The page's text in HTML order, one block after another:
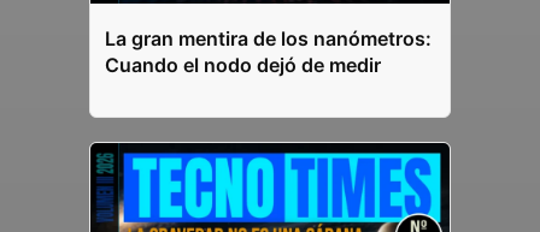
La gran mentira de los nanómetros:
Cuando el nodo dejó de medir